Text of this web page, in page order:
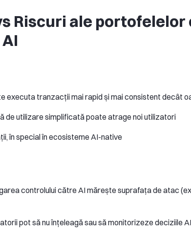
Riscuri ale portofelelor
executa tranzacții mai rapid și mai consistent decât
de utilizare simplificată poate atrage noi utilizatori
în special în ecosisteme AI-native
controlului către AI mărește suprafața de atac
pot să nu înțeleagă sau să monitorizeze deciziile AI